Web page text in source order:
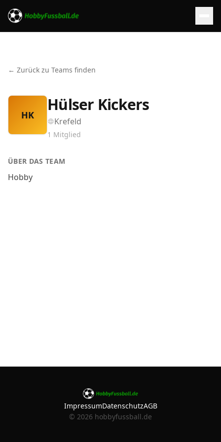
← Zurück zu Teams finden
HK
Hülser Kickers
Krefeld
1 Mitglied
ÜBER DAS TEAM
Hobby
ImpressumDatenschutzAGB
© 2026 hobbyfussball.de